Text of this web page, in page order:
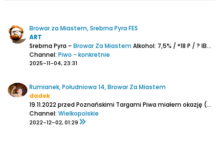
Browar za Miastem, Srebrna Pyra FES
ART
Srebrna Pyra – Browar Za MiastemAlkohol: 7,5% / °18 P / ? IBU
Channel: Piwo - konkretnie
2025-11-04, 23:31
Rumianek, Południowa 14, Browar Za Miastem
dadek
19.11.2022 przed Poznańskimi Targami Piwa miałem okazję (w towarzystwie kilku kolegów z piwnej branży) odwiedzić jeden z najnowszych polskich browarów. Bo choć marka Za Miastem znana jest już od pięciu lat z kontraktów, to w tym roku piwa zaczęto warzyć u siebie. Zgodnie z nazwą browar...
Channel: Wielkopolskie
2022-12-02, 01:29